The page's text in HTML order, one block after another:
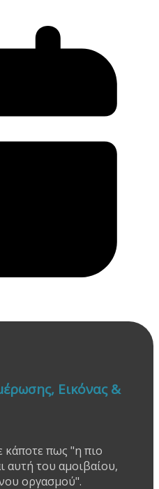
Εικόνας &
κάποτε πως "η πιο
αυτή του αμοιβαίου,
οργασμού".